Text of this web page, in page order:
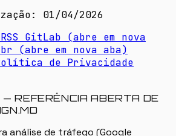
01/04/2026
RSS GitLab (abre em nova
(abre em nova aba)
de Privacidade
— REFERÊNCIA ABERTA DE
análise de tráfego (Google